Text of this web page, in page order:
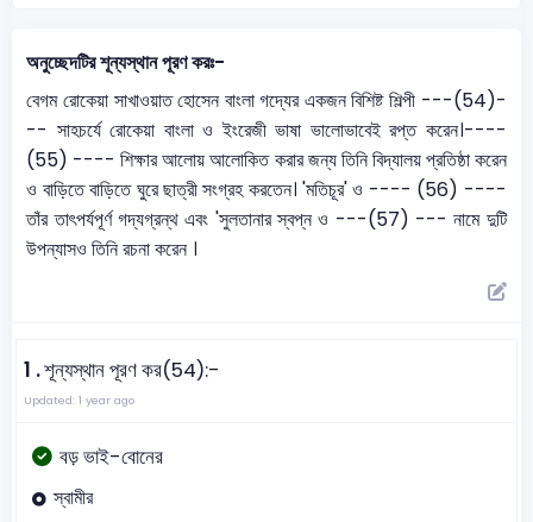
অনুচ্ছেদটির শূন্যস্থান পূরণ করঃ-
বেগম রোকেয়া সাখাওয়াত হোসেন বাংলা গদ্যের একজন বিশিষ্ট শিল্পী ---(54)-
-- সাহচর্যে রোকেয়া বাংলা ও ইংরেজী ভাষা ভালোভাবেই রপ্ত করেন।----
(55) ---- শিক্ষার আলোয় আলোকিত করার জন্য তিনি বিদ্যালয় প্রতিষ্ঠা করেন
ও বাড়িতে বাড়িতে ঘুরে ছাত্রী সংগ্রহ করতেন। 'মতিচূর' ও ---- (56) ----
তাঁর তাৎপর্যপূর্ণ গদ্যগ্রন্থ এবং 'সুলতানার স্বপ্ন ও ---(57) --- নামে দুটি
উপন্যাসও তিনি রচনা করেন ।
1 .শূন্যস্থান পূরণ কর(54):-
Updated: 1 year ago
বড় ভাই-বোনের
স্বামীর